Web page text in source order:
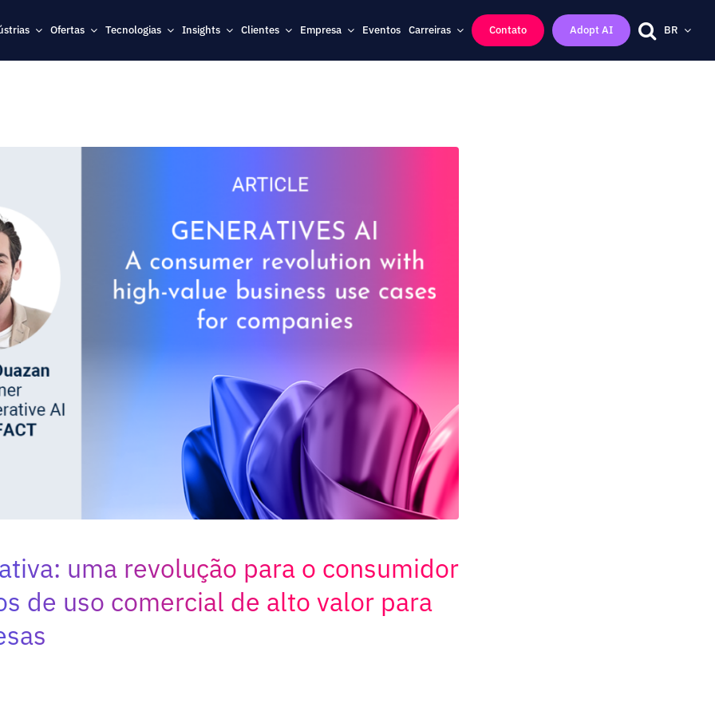
Ofertas Tecnologias Insights Clientes Empresa Eventos Carreiras Contato Adopt AI BR
uma revolução para o consumidor
de uso comercial de alto valor para